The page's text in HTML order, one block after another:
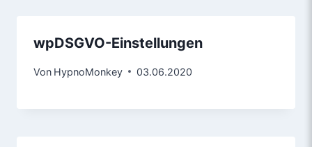
wpDSGVO-Einstellungen
Von HypnoMonkey 03.06.2020